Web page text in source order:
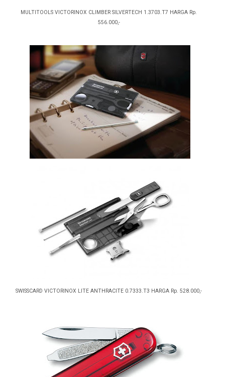
MULTITOOLS VICTORINOX CLIMBER SILVERTECH 1.3703.T7 HARGA Rp.
556.000,-
SWISSCARD VICTORINOX LITE ANTHRACITE 0.7333.T3 HARGA Rp. 528.000,-